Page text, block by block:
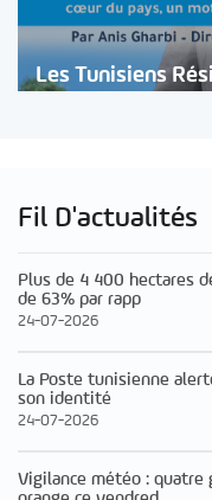
Les Tunisiens
Fil D'actualités
Plus de 4 400 hectares
de 63% par rapp
24-07-2026
La Poste tunisienne
son identité
24-07-2026
Vigilance météo : quatre